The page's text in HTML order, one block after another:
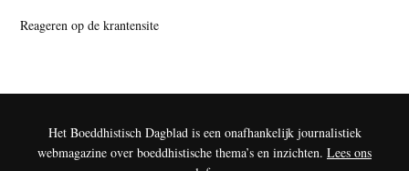
Reageren op de krantensite
Het Boeddhistisch Dagblad is een onafhankelijk journalistiek
webmagazine over boeddhistische thema’s en inzichten. Lees ons